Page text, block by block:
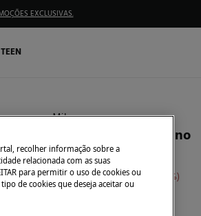
EXCLUSIVAS.
TEEN
Milano
Bermudas estilo chino
€ 5,99
€ 39,99Desconto€ 34,00
recolher informação sobre a
relacionada com as suas
para permitir o uso de cookies ou
de cookies que deseja aceitar ou